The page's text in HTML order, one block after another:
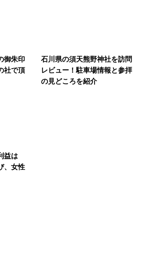
御朱印
社で頂
石川県の須天熊野神社を訪問
レビュー！駐車場情報と参拝
の見どころを紹介
益は
、女性